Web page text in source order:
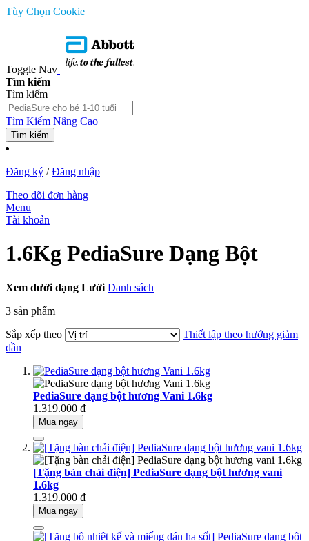
Tùy Chọn Cookie
Toggle Nav
Tìm kiếm
Tìm kiếm
Tìm Kiếm Nâng Cao
Tìm kiếm
Đăng ký /Đăng nhập
Theo dõi đơn hàng
Menu
Tài khoản
1.6Kg PediaSure Dạng Bột
Xem dưới dạng Lưới Danh sách
3 sản phẩm
Sắp xếp theo
Thiết lập theo hướng giảm
dần
PediaSure dạng bột hương Vani 1.6kg
1.319.000 ₫
Mua ngay
[Tặng bàn chải điện] PediaSure dạng bột hương vani
1.6kg
1.319.000 ₫
Mua ngay